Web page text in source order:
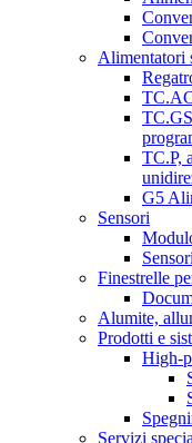
Alimentatori
TC.P,
G5
Sensori
Finestrelle
Alumite,
Prodotti e
High-
Servizi